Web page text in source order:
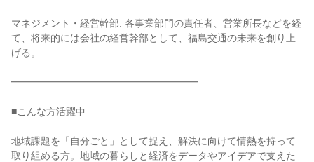
マネジメント・経営幹部: 各事業部門の責任者、営業所長などを経
て、将来的には会社の経営幹部として、福島交通の未来を創り上
げる。
━━━━━━━━━━━━━━━━━━━
■こんな方活躍中
地域課題を「自分ごと」として捉え、解決に向けて情熱を持って
取り組める方。地域の暮らしと経済をデータやアイデアで支えた